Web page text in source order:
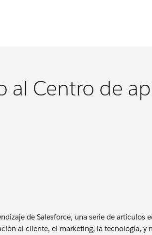
al Centro de
de Salesforce, una serie de artículos
al cliente, el marketing, la tecnología,